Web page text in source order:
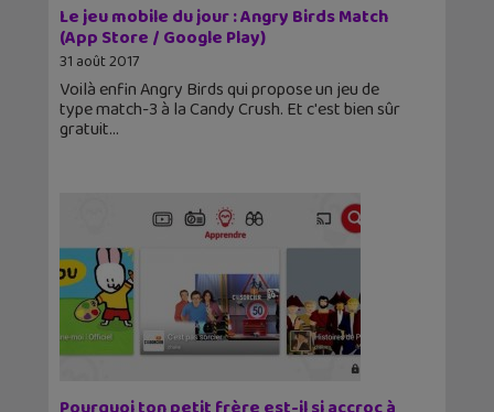
Le jeu mobile du jour : Angry Birds Match
(App Store / Google Play)
31 août 2017
Voilà enfin Angry Birds qui propose un jeu de
type match-3 à la Candy Crush. Et c'est bien sûr
gratuit